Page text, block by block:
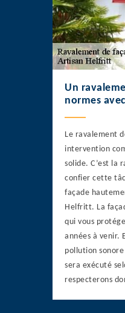
Un
normes
Le ravalement
intervention
solide. C’est la
confier cette
façade
Helfritt. La
qui vous
années à venir.
pollution
sera exécuté
respecterons